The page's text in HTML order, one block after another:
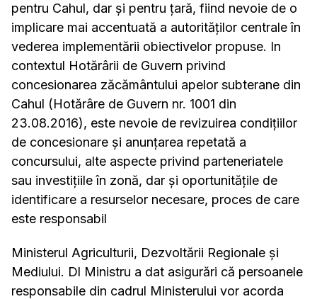
pentru Cahul, dar și pentru țară, fiind nevoie de o
implicare mai accentuată a autorităților centrale în
vederea implementării obiectivelor propuse. In
contextul Hotărârii de Guvern privind
concesionarea zăcământului apelor subterane din
Cahul (Hotărâre de Guvern nr. 1001 din
23.08.2016), este nevoie de revizuirea condițiilor
de concesionare și anunțarea repetată a
concursului, alte aspecte privind parteneriatele
sau investițiile în zonă, dar și oportunitățile de
identificare a resurselor necesare, proces de care
este responsabil
Ministerul Agriculturii, Dezvoltării Regionale și
Mediului. Dl Ministru a dat asigurări că persoanele
responsabile din cadrul Ministerului vor acorda